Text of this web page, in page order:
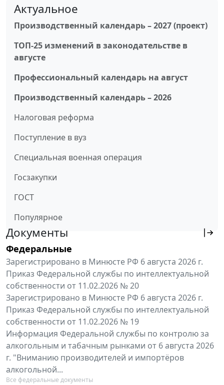
Актуальное
Производственный календарь – 2027 (проект)
ТОП-25 изменений в законодательстве в
августе
Профессиональный календарь на август
Производственный календарь – 2026
Налоговая реформа
Поступление в вуз
Специальная военная операция
Госзакупки
ГОСТ
Популярное
Документы
Федеральные
Зарегистрировано в Минюсте РФ 6 августа 2026 г.
Приказ Федеральной службы по интеллектуальной
собственности от 11.02.2026 № 20
Зарегистрировано в Минюсте РФ 6 августа 2026 г.
Приказ Федеральной службы по интеллектуальной
собственности от 11.02.2026 № 19
Информация Федеральной службы по контролю за
алкогольным и табачным рынками от 6 августа 2026
г. "Вниманию производителей и импортёров
алкогольной...
Все федеральные документы